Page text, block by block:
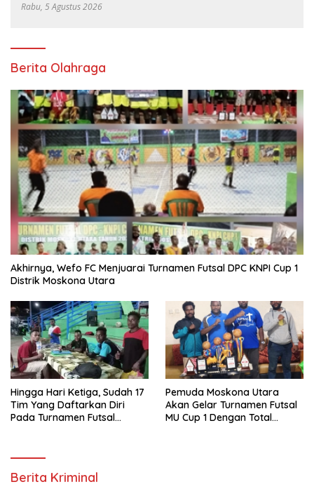
Rabu, 5 Agustus 2026
Berita Olahraga
Akhirnya, Wefo FC Menjuarai Turnamen Futsal DPC KNPI Cup 1
Distrik Moskona Utara
Hingga Hari Ketiga, Sudah 17
Tim Yang Daftarkan Diri
Pada Turnamen Futsal
Pemuda Moskona Utara
Akan Gelar Turnamen Futsal
MU Cup 1 Dengan Total
Berita Kriminal